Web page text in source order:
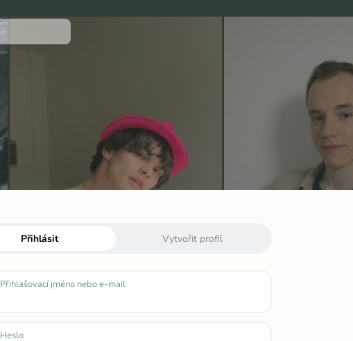
Přihlásit Vytvořit profil
Přihlašovací jméno nebo e-mail
Heslo